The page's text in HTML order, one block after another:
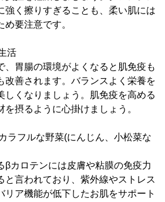
強く擦りすぎることも、柔い肌には
要注意です。
活
、胃腸の環境がよくなると肌免疫も
改善されます。バランスよく栄養を
しくなりましょう。肌免疫を高める
摂るように心掛けましょう。
ラフルな野菜(にんじん、小松菜な
βカロテンには皮膚や粘膜の免疫力
と言われており、紫外線やストレス
リア機能が低下したお肌をサポート